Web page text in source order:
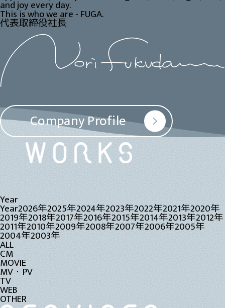
and joy every day.
This is who we are - FUGA.
代表取締役社長
Company Profile
Year
Year2026年2025年2024年2023年2022年2021年2020年
2019年2018年2017年2016年2015年2014年2013年2012年
2011年2010年2009年2008年2007年2006年2005年
2004年2003年
ALL
CM
MOVIE
MV・PV
TV
WEB
OTHER